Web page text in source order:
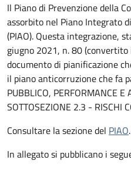
Il Piano di Prevenzione della
assorbito nel Piano Integrato
(PIAO). Questa integrazione,
giugno 2021, n. 80
documento di pianificazione
il piano anticorruzione che fa
PUBBLICO, PERFORMANCE E
SOTTOSEZIONE 2.3 - RISCHI
Consultare la sezione del PIAO.
In allegato si pubblicano i